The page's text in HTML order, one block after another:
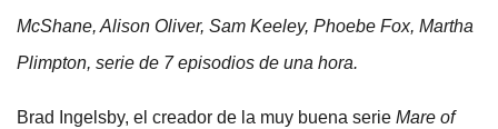
McShane, Alison Oliver, Sam Keeley, Phoebe Fox, Martha
Plimpton, serie de 7 episodios de una hora.
Brad Ingelsby, el creador de la muy buena serie Mare of